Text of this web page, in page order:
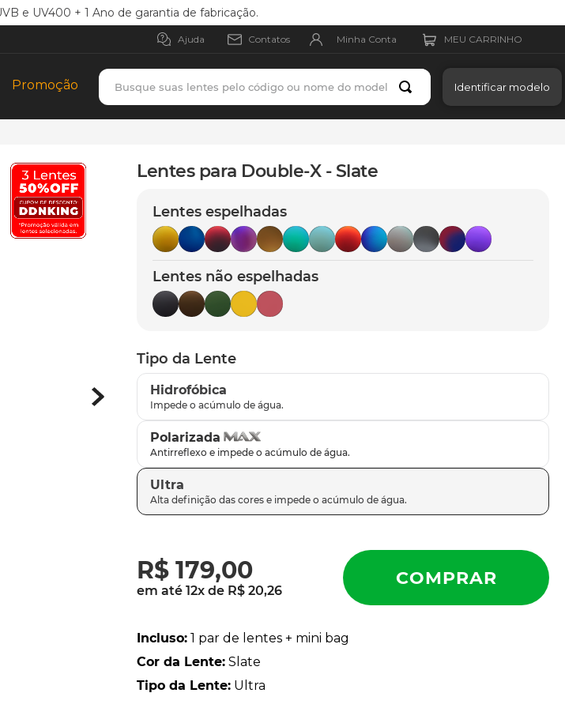
e UV400 + 1 Ano de garantia de fabricação.
Ajuda Contatos Minha Conta
Promoção
Busque suas lentes pelo código ou nome do modelo
Identificar modelo
Lentes para Double-X - Slate
Lentes espelhadas
Lentes não espelhadas
Tipo da Lente
Hidrofóbica
Polarizada
Ultra
R$ 179,00
em até12x de R$ 20,26
Incluso: 1 par de lentes + mini bag
Cor da Lente: Slate
Tipo da Lente: Ultra